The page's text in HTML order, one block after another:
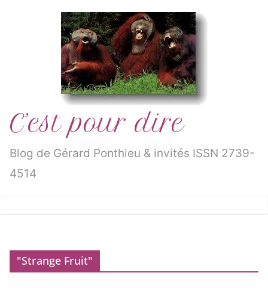
C’est pour dire
Blog de Gérard Ponthieu & invités ISSN 2739-
4514
"Strange Fruit"